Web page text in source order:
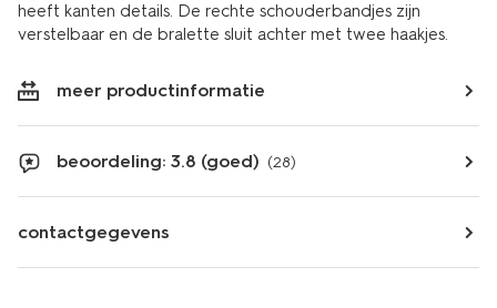
heeft kanten details. De rechte schouderbandjes zijn
verstelbaar en de bralette sluit achter met twee haakjes.
meer productinformatie
beoordeling: 3.8 (goed) (28)
contactgegevens